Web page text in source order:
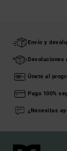
Envío y
Devoluciones
Únete al
Pago 100%
¿Necesitas